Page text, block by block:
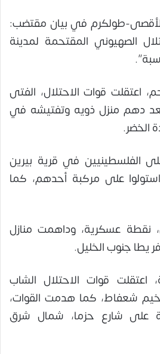
طولكرم في بيان مقتضب:
الصهيوني المقتحمة لمدينة
قوات الاحتلال، الفتى
دهم منزل ذويه وتفتيشه في
الخضر.
الفلسطينيين في قرية بيرين
على مركبة أحدهم، كما
نقطة عسكرية، وداهمت منازل
يطا جنوب الخليل.
اعتقلت قوات الاحتلال الشاب
شعفاط، كما هدمت القوات،
على شارع حزما، شمال شرق